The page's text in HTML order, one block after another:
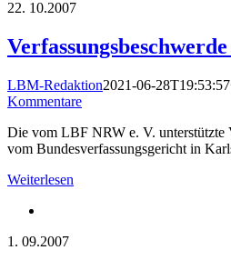
22. 10.2007
LBM-Redaktion2021-06-
Kommentare
Die vom LBF NRW e. V. unterstützte
vom Bundesverfassungsgericht in
Weiterlesen
1. 09.2007